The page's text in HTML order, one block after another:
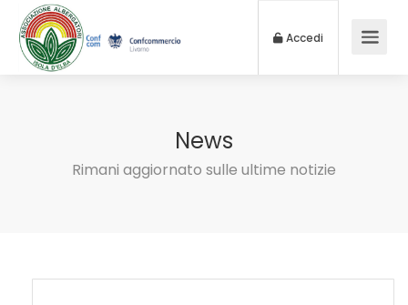
Accedi
News
Rimani aggiornato sulle ultime notizie